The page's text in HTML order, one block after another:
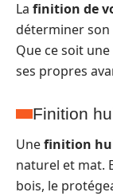
La finition de
déterminer son
Que ce soit
ses propres
Finition
Unefinition
naturel et mat.
bois, le